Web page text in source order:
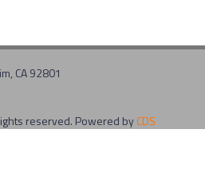
CA 92801
reserved. Powered byCDS